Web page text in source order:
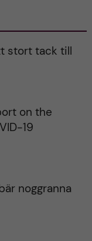
stort tack till
on the
19
noggranna